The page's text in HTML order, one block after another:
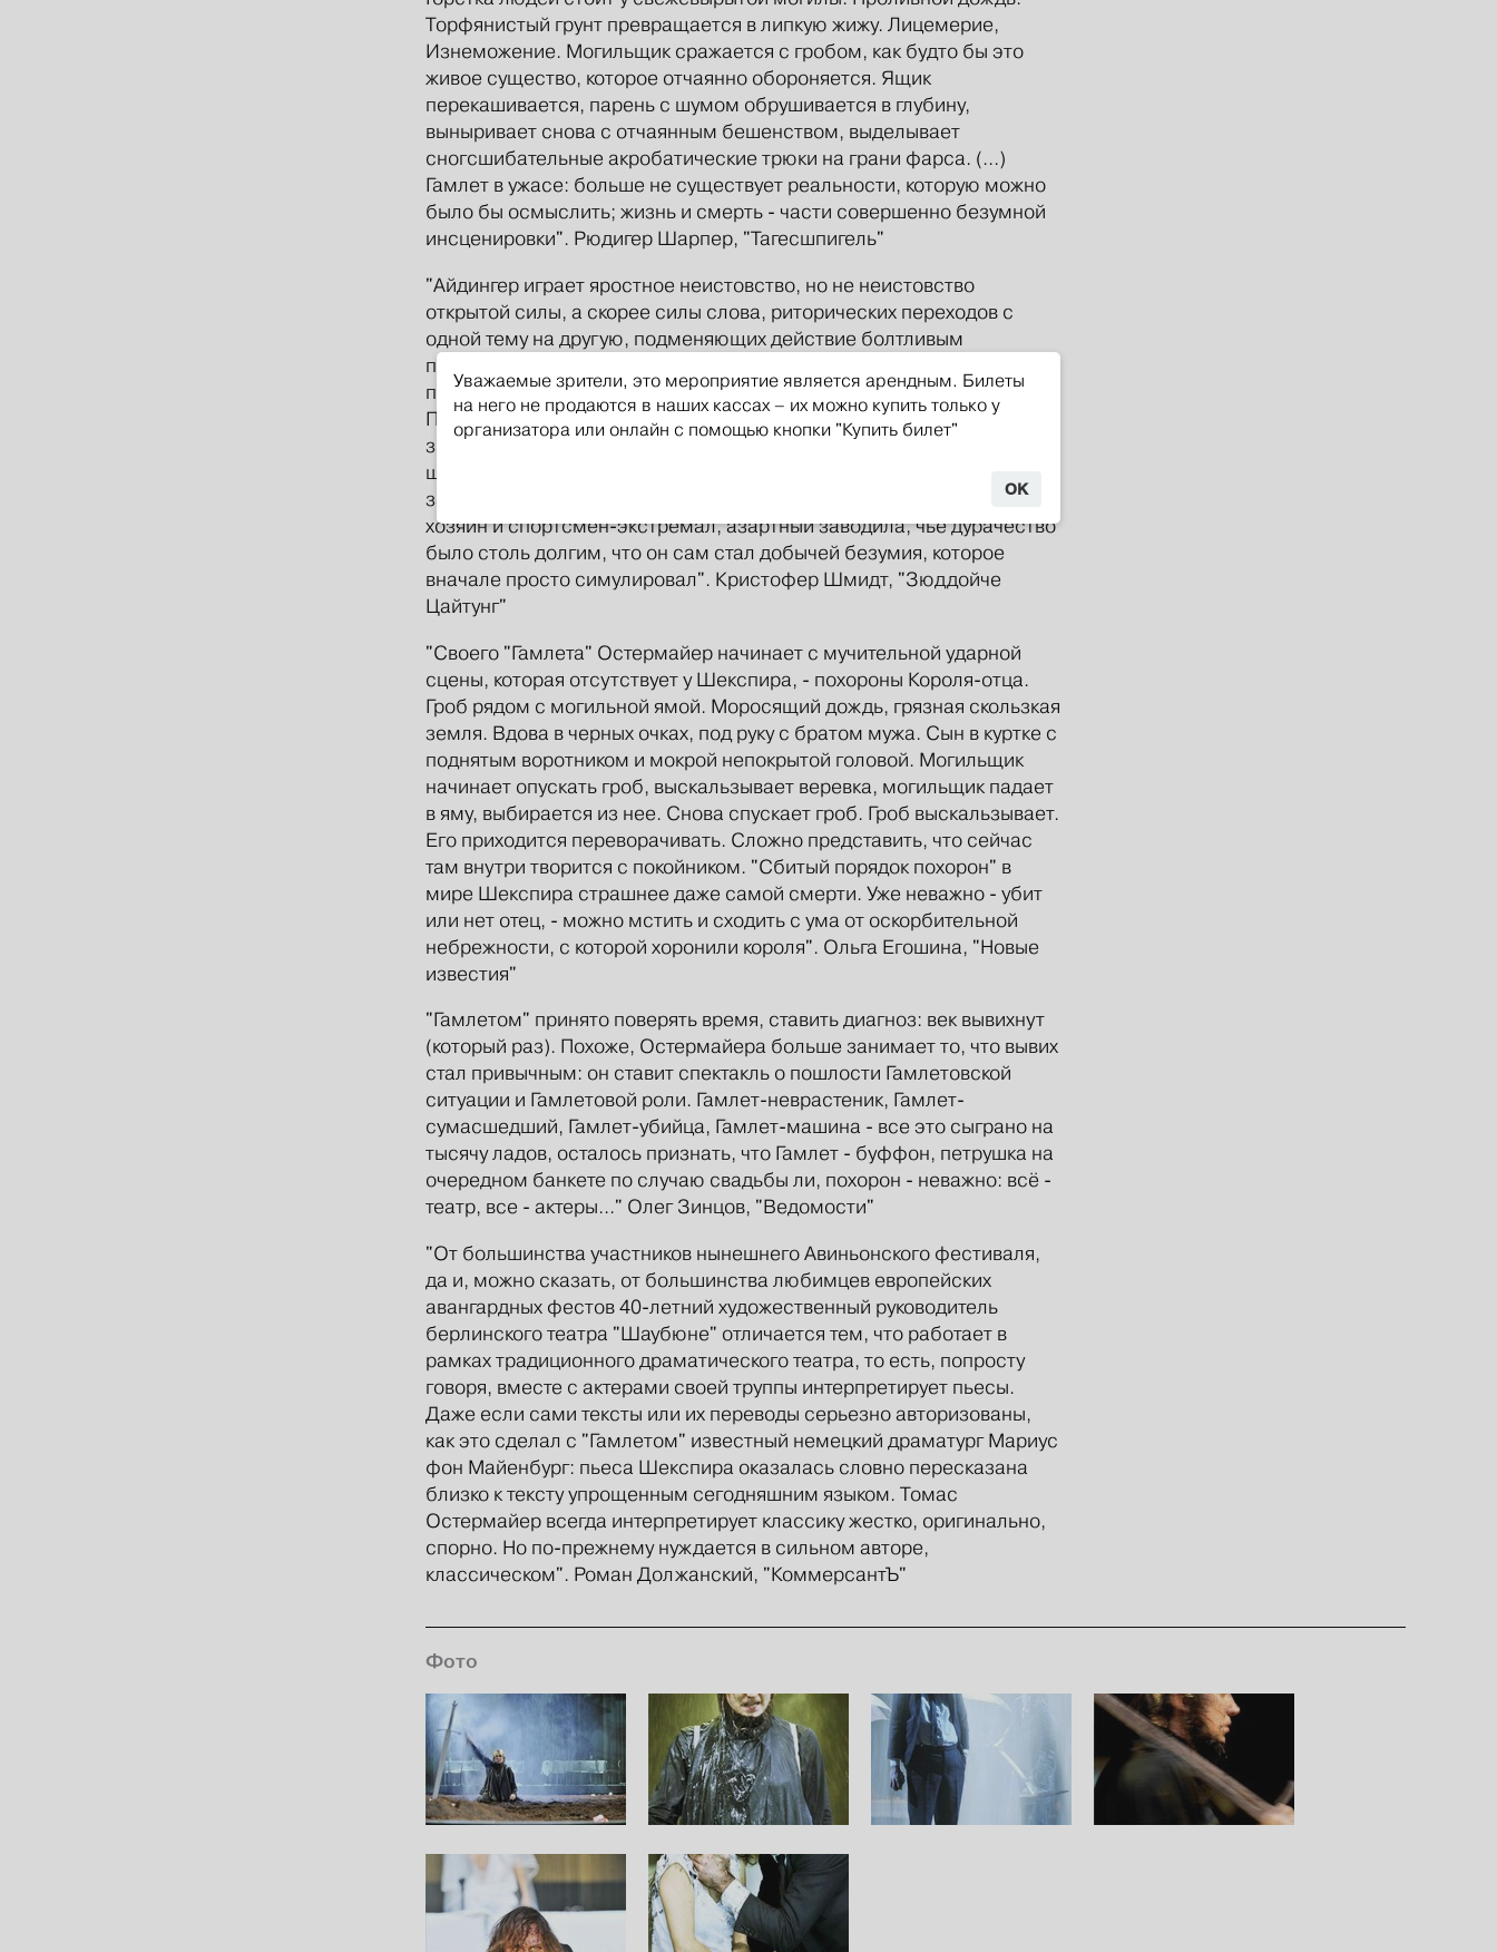
Торфянистый грунт превращается в липкую жижу. Лицемерие,
Изнеможение. Могильщик сражается с гробом, как будто бы это
живое существо, которое отчаянно обороняется. Ящик
перекашивается, парень с шумом обрушивается в глубину,
выныривает снова с отчаянным бешенством, выделывает
сногсшибательные акробатические трюки на грани фарса. (...)
Гамлет в ужасе: больше не существует реальности, которую можно
было бы осмыслить; жизнь и смерть - части совершенно безумной
инсценировки". Рюдигер Шарпер, "Тагесшпигель"
"Айдингер играет яростное неистовство, но не неистовство
открытой силы, а скорее силы слова, риторических переходов с
одной тему на другую, подменяющих действие болтливым
пустозвонством. "Суматоха и траливали" -так называет он свою
программу, и в состоянии экстаза буйствует и носится по сцене, как
Пумукл (так у немцев зовут шумного рыжего домового), напоминая
закормленного маменькиного сынка с уже поредевшей белокурой
шевелюрой, вводящим в заблуждение набитым брюшком первенца
зажиточной, но опустившейся семьи, как принимающий гостей
хозяин и спортсмен-экстремал, азартный заводила, чье дурачество
было столь долгим, что он сам стал добычей безумия, которое
вначале просто симулировал". Кристофер Шмидт, "Зюддойче
Цайтунг"
"Своего "Гамлета" Остермайер начинает с мучительной ударной
сцены, которая отсутствует у Шекспира, - похороны Короля-отца.
Гроб рядом с могильной ямой. Моросящий дождь, грязная скользкая
земля. Вдова в черных очках, под руку с братом мужа. Сын в куртке с
поднятым воротником и мокрой непокрытой головой. Могильщик
начинает опускать гроб, выскальзывает веревка, могильщик падает
в яму, выбирается из нее. Снова спускает гроб. Гроб выскальзывает.
Его приходится переворачивать. Сложно представить, что сейчас
там внутри творится с покойником. "Сбитый порядок похорон" в
мире Шекспира страшнее даже самой смерти. Уже неважно - убит
или нет отец, - можно мстить и сходить с ума от оскорбительной
небрежности, с которой хоронили короля". Ольга Егошина, "Новые
известия"
"Гамлетом" принято поверять время, ставить диагноз: век вывихнут
(который раз). Похоже, Остермайера больше занимает то, что вывих
стал привычным: он ставит спектакль о пошлости Гамлетовской
ситуации и Гамлетовой роли. Гамлет-неврастеник, Гамлет-
сумасшедший, Гамлет-убийца, Гамлет-машина - все это сыграно на
тысячу ладов, осталось признать, что Гамлет - буффон, петрушка на
очередном банкете по случаю свадьбы ли, похорон - неважно: всё -
театр, все - актеры..." Олег Зинцов, "Ведомости"
"От большинства участников нынешнего Авиньонского фестиваля,
да и, можно сказать, от большинства любимцев европейских
авангардных фестов 40-летний художественный руководитель
берлинского театра "Шаубюне" отличается тем, что работает в
рамках традиционного драматического театра, то есть, попросту
говоря, вместе с актерами своей труппы интерпретирует пьесы.
Даже если сами тексты или их переводы серьезно авторизованы,
как это сделал с "Гамлетом" известный немецкий драматург Мариус
фон Майенбург: пьеса Шекспира оказалась словно пересказана
близко к тексту упрощенным сегодняшним языком. Томас
Остермайер всегда интерпретирует классику жестко, оригинально,
спорно. Но по-прежнему нуждается в сильном авторе,
классическом". Роман Должанский, "КоммерсантЪ"
Фото
Уважаемые зрители, это мероприятие является арендным. Билеты
на него не продаются в наших кассах – их можно купить только у
организатора или онлайн с помощью кнопки "Купить билет"
OK